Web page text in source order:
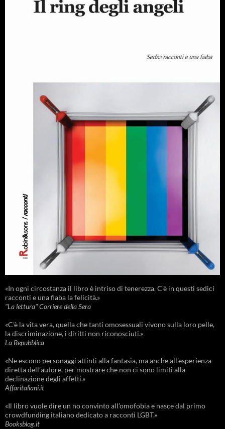
«In ogni circostanza il libro è intriso di tenerezza. C'è in questi sedici
racconti e una fiaba la felicità.»
"La lettura" Corriere della Sera
«C’è la vita vera, quella che tanti omosessuali vivono sulla loro pelle,
la discriminazione, i diritti non riconosciuti.»
La Repubblica
«Ne escono personaggi attinti alla fantasia, ma anche all’esperienza
diretta dell’autore, per mostrare che non ci sono limiti alla
declinazione degli affetti.»
Affaritaliani.it
«Il libro vuole dire un no convinto all’omofobia e nasce dal primo
crowdfunding italiano dedicato a racconti LGBT.»
Booksblog.it